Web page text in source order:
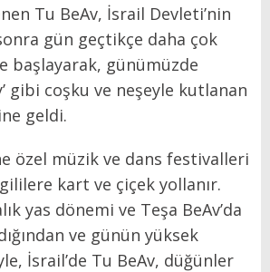
Tu BeAv, İsrail Devleti’nin
gün geçtikçe daha çok
başlayarak, günümüzde
gibi coşku ve neşeyle kutlanan
geldi.
özel müzik ve dans festivalleri
kart ve çiçek yollanır.
yas dönemi ve Teşa BeAv’da
ve günün yüksek
İsrail’de Tu BeAv, düğünler